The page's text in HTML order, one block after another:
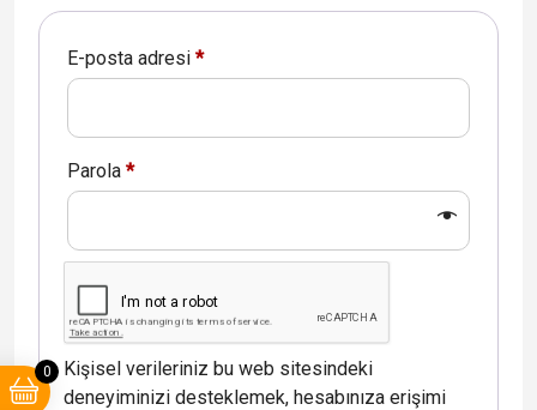
0
E-posta adresi *
Parola *
Kişisel verileriniz bu web sitesindeki
deneyiminizi desteklemek, hesabınıza erişimi